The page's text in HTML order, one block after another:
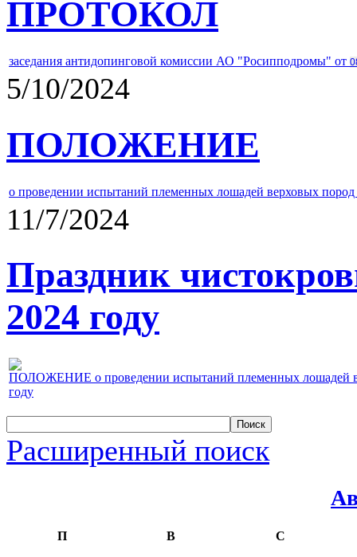
ПРОТОКОЛ
заседания антидопинговой комиссии АО "Росипподромы" от
5/10/2024
ПОЛОЖЕНИЕ
о проведении испытаний племенных лошадей верховых
11/7/2024
Праздник
2024 году
ПОЛОЖЕНИЕ о проведении испытаний племенных лошадей
году
Расширенный поиск
П В С